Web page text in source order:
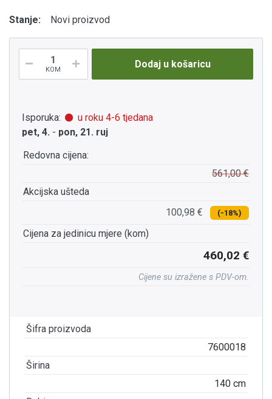
Stanje: Novi proizvod
Šifra proizvoda
7600018
Širina
140 cm
KOM Dodaj u košaricu
Isporuka:
u roku 4-6 tjedana
pet, 4. - pon, 21. ruj
Redovna cijena:
561,00 €
Akcijska ušteda
100,98 €
(-18%)
Cijena za jedinicu mjere (kom)
460,02 €
Cijene su izražene s PDV-om.